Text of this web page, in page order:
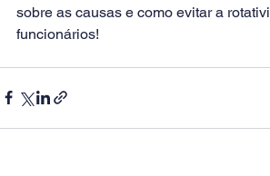
sobre as causas e como evitar a
funcionários!